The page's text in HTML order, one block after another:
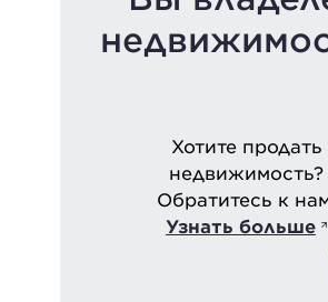
Хотите продать
недвижимость?
Обратитесь к
Узнать больше